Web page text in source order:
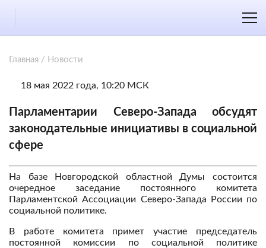
Главная / Новости
18 мая 2022 года, 10:20 МСК
Парламентарии Северо-Запада обсудят
законодательные инициативы в социальной
сфере
На базе Новгородской областной Думы состоится
очередное заседание постоянного комитета
Парламентской Ассоциации Северо-Запада России по
социальной политике.
В работе комитета примет участие председатель
постоянной комиссии по социальной политике